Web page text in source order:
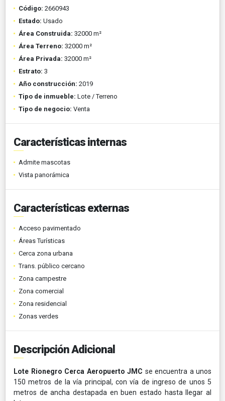
Código: 2660943
Estado: Usado
Área Construida: 32000 m²
Área Terreno: 32000 m²
Área Privada: 32000 m²
Estrato: 3
Año construcción: 2019
Tipo de inmueble: Lote / Terreno
Tipo de negocio: Venta
Características internas
Admite mascotas
Vista panorámica
Características externas
Acceso pavimentado
Áreas Turísticas
Cerca zona urbana
Trans. público cercano
Zona campestre
Zona comercial
Zona residencial
Zonas verdes
Descripción Adicional
Lote Rionegro Cerca Aeropuerto JMC se encuentra a unos
150 metros de la vía principal, con vía de ingreso de unos 5
metros de ancha destapada en buen estado hasta llegar al